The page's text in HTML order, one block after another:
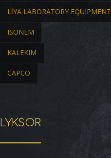
LİYA LABORATORY EQUIPMENT
ISONEM
KALEKIM
CAPCO
LYKSOR